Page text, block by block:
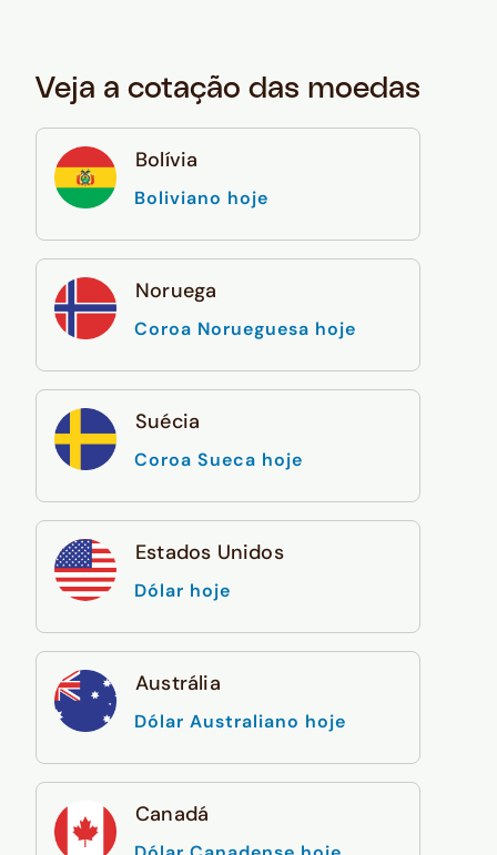
Veja a cotação das moedas
Bolívia
Boliviano hoje
Noruega
Coroa Norueguesa hoje
Suécia
Coroa Sueca hoje
Estados Unidos
Dólar hoje
Austrália
Dólar Australiano hoje
Canadá